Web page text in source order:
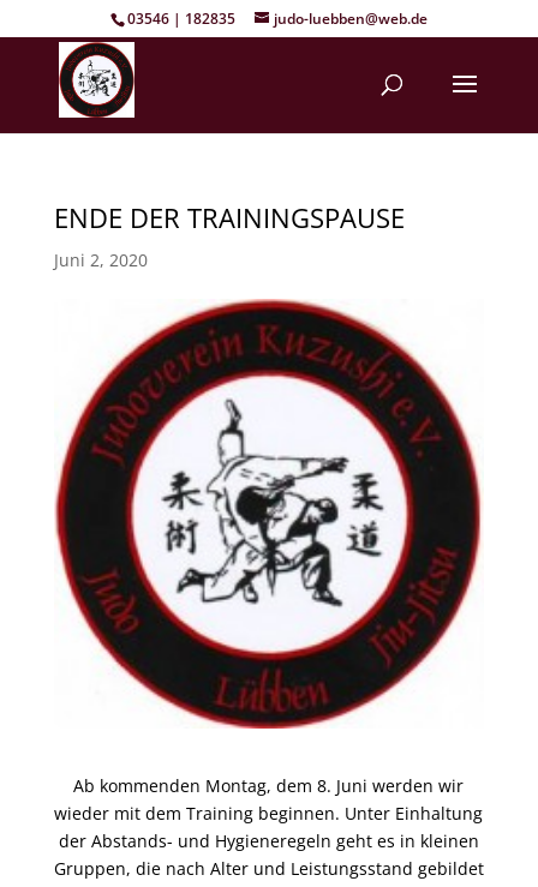
03546 | 182835 judo-luebben@web.de
ENDE DER TRAININGSPAUSE
Juni 2, 2020
Ab kommenden Montag, dem 8. Juni werden wir
wieder mit dem Training beginnen. Unter Einhaltung
der Abstands- und Hygieneregeln geht es in kleinen
Gruppen, die nach Alter und Leistungsstand gebildet